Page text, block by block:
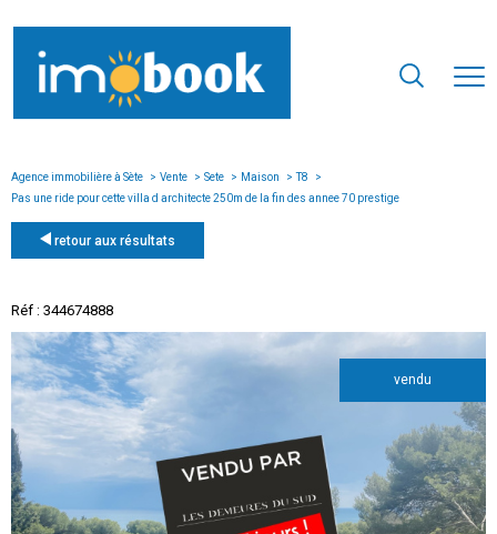
Agence immobilière à Sète Vente Sete Maison
T8
Pas une ride pour cette villa d architecte 250m de la fin des annee 70 prestige
retour aux résultats
Réf : 344674888
vendu